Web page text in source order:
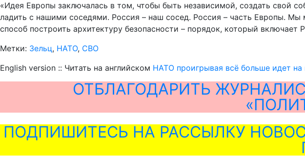
«Идея Европы заключалась в том, чтобы быть независимой, создать свой
ладить с нашими соседями. Россия – наш сосед. Россия – часть Европы.
способ построить архитектуру безопасности – порядок, который включает
Метки: Зельц, НАТО, СВО
English version :: Читать на английском НАТО проигрывая всё больше идет на
ОТБЛАГОДАРИТЬ
ПОДПИШИТЕСЬ НА РАССЫЛКУ